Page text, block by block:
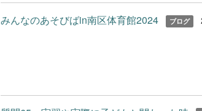
みんなのあそびばin南区体育館2024 ブログ